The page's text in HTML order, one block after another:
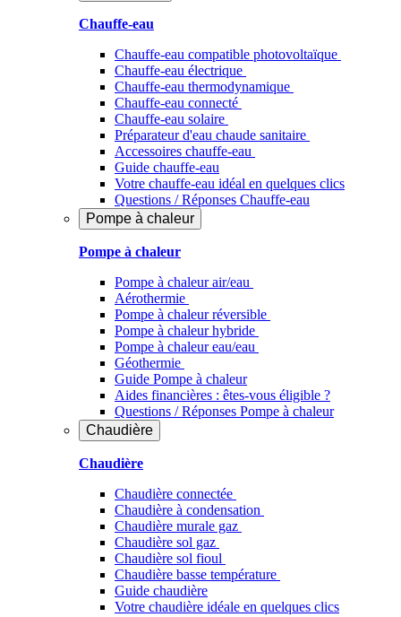
Chauffe-eau
Chauffe-eau compatible photovoltaïque
Chauffe-eau électrique
Chauffe-eau thermodynamique
Chauffe-eau connecté
Chauffe-eau solaire
Préparateur d'eau chaude sanitaire
Accessoires chauffe-eau
Guide chauffe-eau
Votre chauffe-eau idéal en quelques clics
Questions / Réponses Chauffe-eau
Pompe à chaleur
Pompe à chaleur
Pompe à chaleur air/eau
Aérothermie
Pompe à chaleur réversible
Pompe à chaleur hybride
Pompe à chaleur​ eau/eau
Géothermie
Guide Pompe à chaleur
Aides financières : êtes-vous éligible ?
Questions / Réponses Pompe à chaleur
Chaudière
Chaudière
Chaudière connectée
Chaudière à condensation
Chaudière murale gaz
Chaudière sol gaz
Chaudière sol fioul
Chaudière basse température
Guide chaudière
Votre chaudière idéale en quelques clics